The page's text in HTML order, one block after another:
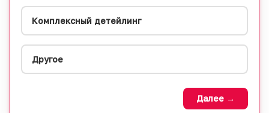
Комплексный детейлинг
Другое
Далее →